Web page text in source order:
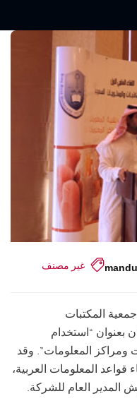
غير مصنف
المكتبات
بعنوان “استخدام
ومراكز المعلومات”. وقد
المعلومات العربية،
المدير العام للشركة.